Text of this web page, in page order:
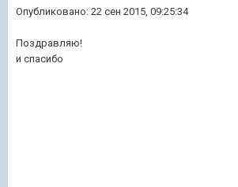
Опубликовано: 22 сен 2015, 09:25:34
Поздравляю!
и спасибо